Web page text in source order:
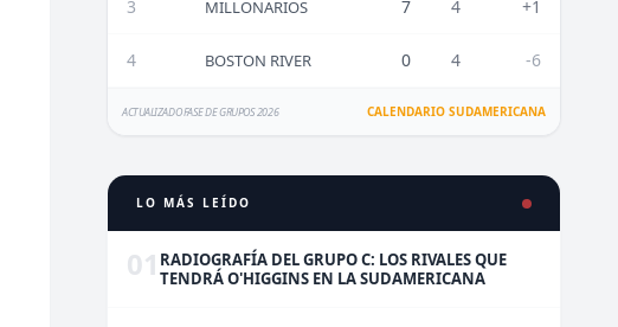
3 MILLONARIOS 7 4 +1
4 BOSTON RIVER 0 4 -6
ACTUALIZADO FASE DE GRUPOS 2026 CALENDARIO SUDAMERICANA
LO MÁS LEÍDO
01 RADIOGRAFÍA DEL GRUPO C: LOS RIVALES QUE
TENDRÁ O'HIGGINS EN LA SUDAMERICANA